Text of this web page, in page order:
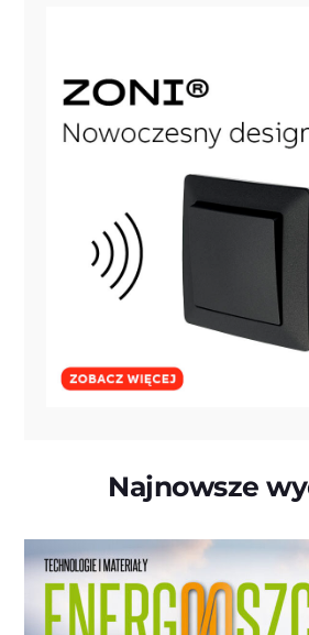
Najnowsze